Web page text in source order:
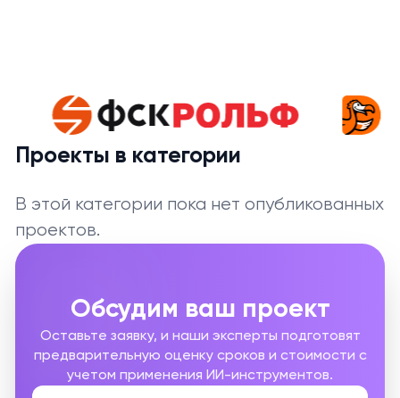
Проекты в категории
В этой категории пока нет опубликованных
проектов.
Обсудим ваш проект
Оставьте заявку, и наши эксперты подготовят
предварительную оценку сроков и стоимости с
учетом применения ИИ-инструментов.